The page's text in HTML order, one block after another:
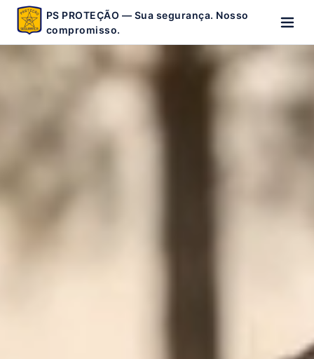
PS PROTEÇÃO — Sua segurança. Nosso
compromisso.